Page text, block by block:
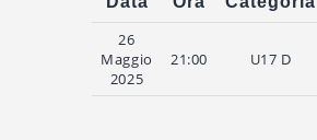
26
Maggio
2025
21:00 U17 D